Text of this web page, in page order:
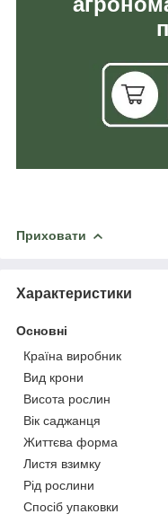
Приховати
Характеристики
Основні
Країна виробник
Вид крони
Висота рослин
Вік саджанця
Життєва форма
Листя взимку
Рід рослини
Спосіб упаковки